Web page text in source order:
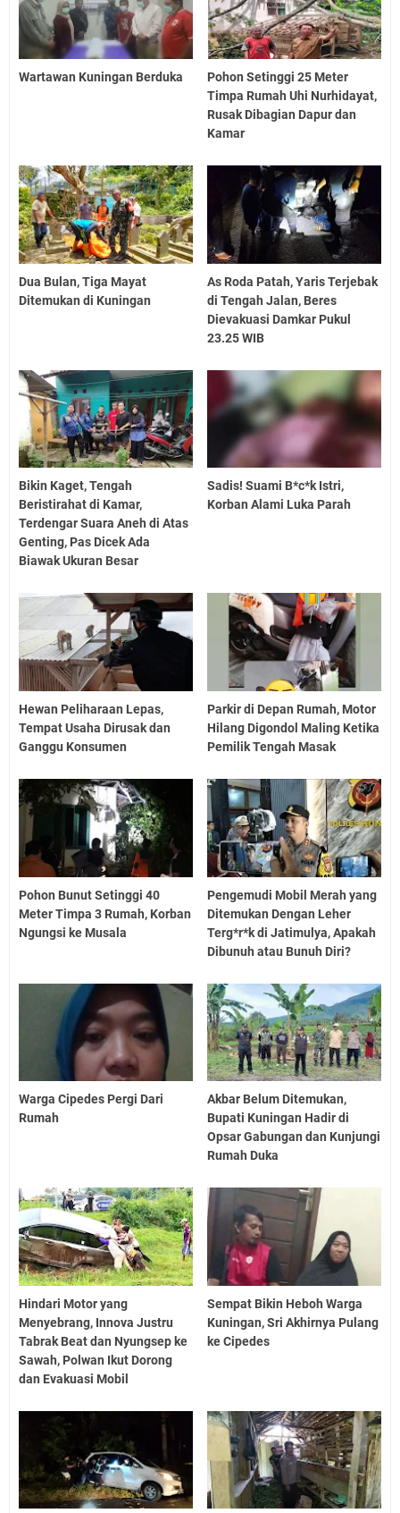
Wartawan Kuningan Berduka
Pohon Setinggi 25 Meter
Timpa Rumah Uhi Nurhidayat,
Rusak Dibagian Dapur dan
Kamar
Dua Bulan, Tiga Mayat
Ditemukan di Kuningan
As Roda Patah, Yaris Terjebak
di Tengah Jalan, Beres
Dievakuasi Damkar Pukul
23.25 WIB
Bikin Kaget, Tengah
Beristirahat di Kamar,
Terdengar Suara Aneh di Atas
Genting, Pas Dicek Ada
Biawak Ukuran Besar
Sadis! Suami B*c*k Istri,
Korban Alami Luka Parah
Hewan Peliharaan Lepas,
Tempat Usaha Dirusak dan
Ganggu Konsumen
Parkir di Depan Rumah, Motor
Hilang Digondol Maling Ketika
Pemilik Tengah Masak
Pohon Bunut Setinggi 40
Meter Timpa 3 Rumah, Korban
Ngungsi ke Musala
Pengemudi Mobil Merah yang
Ditemukan Dengan Leher
Terg*r*k di Jatimulya, Apakah
Dibunuh atau Bunuh Diri?
Warga Cipedes Pergi Dari
Rumah
Akbar Belum Ditemukan,
Bupati Kuningan Hadir di
Opsar Gabungan dan Kunjungi
Rumah Duka
Hindari Motor yang
Menyebrang, Innova Justru
Tabrak Beat dan Nyungsep ke
Sawah, Polwan Ikut Dorong
dan Evakuasi Mobil
Sempat Bikin Heboh Warga
Kuningan, Sri Akhirnya Pulang
ke Cipedes